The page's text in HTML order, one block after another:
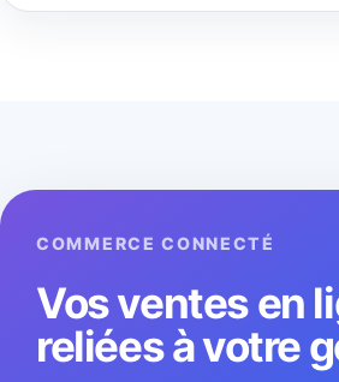
COMMERCE CONNECTÉ
Vos ventes en
reliées à votre